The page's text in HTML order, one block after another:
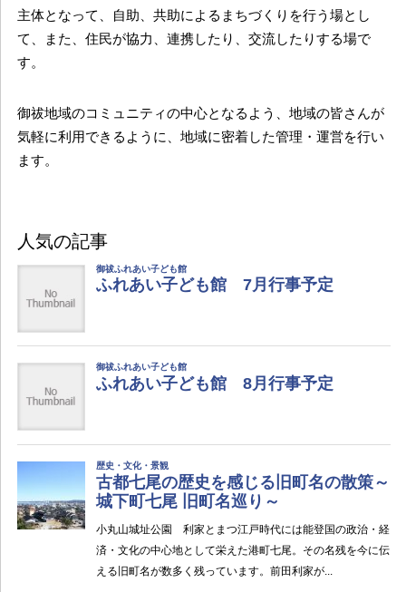
主体となって、自助、共助によるまちづくりを行う場とし
て、また、住民が協力、連携したり、交流したりする場で
す。
御祓地域のコミュニティの中心となるよう、地域の皆さんが
気軽に利用できるように、地域に密着した管理・運営を行い
ます。
人気の記事